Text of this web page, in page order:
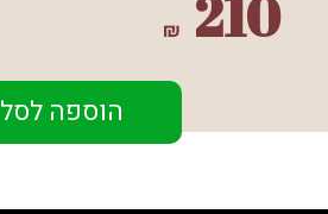
210
₪
הוספה לסל